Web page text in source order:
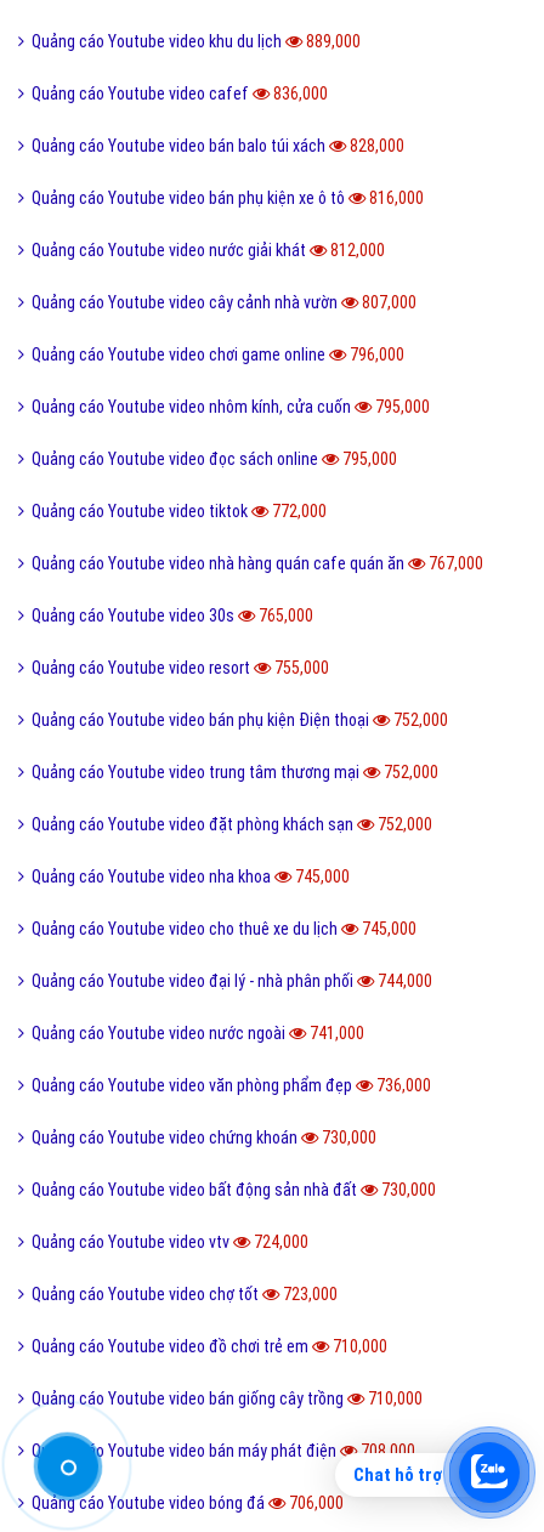
Quảng cáo Youtube video khu du lịch 889,000
Quảng cáo Youtube video cafef 836,000
Quảng cáo Youtube video bán balo túi xách 828,000
Quảng cáo Youtube video bán phụ kiện xe ô tô 816,000
Quảng cáo Youtube video nước giải khát 812,000
Quảng cáo Youtube video cây cảnh nhà vườn 807,000
Quảng cáo Youtube video chơi game online 796,000
Quảng cáo Youtube video nhôm kính, cửa cuốn 795,000
Quảng cáo Youtube video đọc sách online 795,000
Quảng cáo Youtube video tiktok 772,000
Quảng cáo Youtube video nhà hàng quán cafe quán ăn 767,000
Quảng cáo Youtube video 30s 765,000
Quảng cáo Youtube video resort 755,000
Quảng cáo Youtube video bán phụ kiện Điện thoại 752,000
Quảng cáo Youtube video trung tâm thương mại 752,000
Quảng cáo Youtube video đặt phòng khách sạn 752,000
Quảng cáo Youtube video nha khoa 745,000
Quảng cáo Youtube video cho thuê xe du lịch 745,000
Quảng cáo Youtube video đại lý - nhà phân phối 744,000
Quảng cáo Youtube video nước ngoài 741,000
Quảng cáo Youtube video văn phòng phẩm đẹp 736,000
Quảng cáo Youtube video chứng khoán 730,000
Quảng cáo Youtube video bất động sản nhà đất 730,000
Quảng cáo Youtube video vtv 724,000
Quảng cáo Youtube video chợ tốt 723,000
Quảng cáo Youtube video đồ chơi trẻ em 710,000
Quảng cáo Youtube video bán giống cây trồng 710,000
Quảng cáo Youtube video bán máy phát điện 708,000
Quảng cáo Youtube video bóng đá 706,000
Chat hỗ trợ